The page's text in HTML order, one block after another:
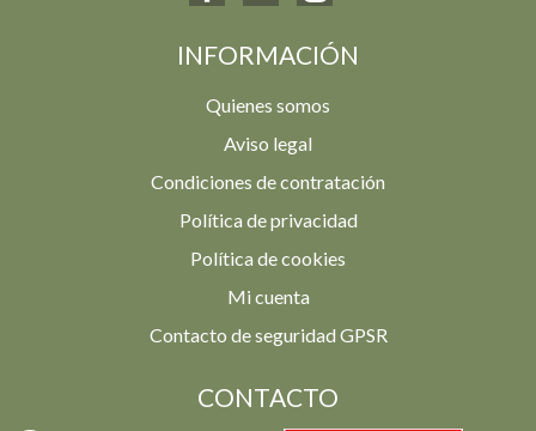
INFORMACIÓN
Quienes somos
Aviso legal
Condiciones de contratación
Política de privacidad
Política de cookies
Mi cuenta
Contacto de seguridad GPSR
CONTACTO